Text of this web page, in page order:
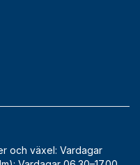
och växel: Vardagar